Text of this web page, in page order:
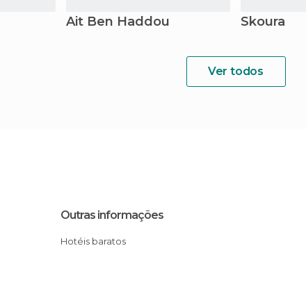
Ait Ben Haddou Skoura
Ver todos
Outras informações
Hotéis baratos